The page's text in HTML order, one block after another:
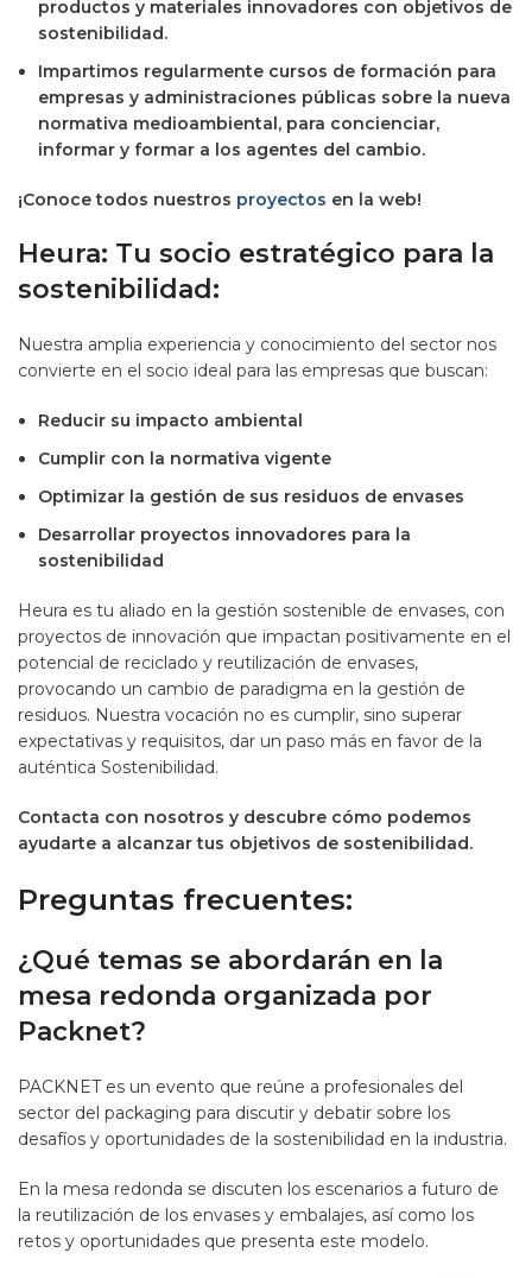
productos y materiales innovadores con objetivos de
sostenibilidad.
Impartimos regularmente cursos de formación para
empresas y administraciones públicas sobre la nueva
normativa medioambiental, para concienciar,
informar y formar a los agentes del cambio.
¡Conoce todos nuestros proyectos en la web!
Heura: Tu socio estratégico para la
sostenibilidad:
Nuestra amplia experiencia y conocimiento del sector nos
convierte en el socio ideal para las empresas que buscan:
Reducir su impacto ambiental
Cumplir con la normativa vigente
Optimizar la gestión de sus residuos de envases
Desarrollar proyectos innovadores para la
sostenibilidad
Heura es tu aliado en la gestión sostenible de envases, con
proyectos de innovación que impactan positivamente en el
potencial de reciclado y reutilización de envases,
provocando un cambio de paradigma en la gestión de
residuos. Nuestra vocación no es cumplir, sino superar
expectativas y requisitos, dar un paso más en favor de la
auténtica Sostenibilidad.
Contacta con nosotros y descubre cómo podemos
ayudarte a alcanzar tus objetivos de sostenibilidad.
Preguntas frecuentes:
¿Qué temas se abordarán en la
mesa redonda organizada por
Packnet?
PACKNET es un evento que reúne a profesionales del
sector del packaging para discutir y debatir sobre los
desafíos y oportunidades de la sostenibilidad en la industria.
En la mesa redonda se discuten los escenarios a futuro de
la reutilización de los envases y embalajes, así como los
retos y oportunidades que presenta este modelo.